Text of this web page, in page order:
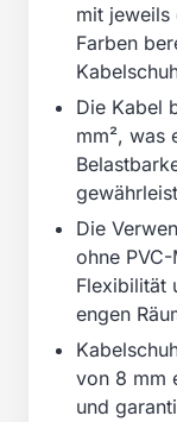
mit jeweils
Farben
Die Kabel
mm², was
Die
ohne
Flexibilität
engen
von 8 mm
und